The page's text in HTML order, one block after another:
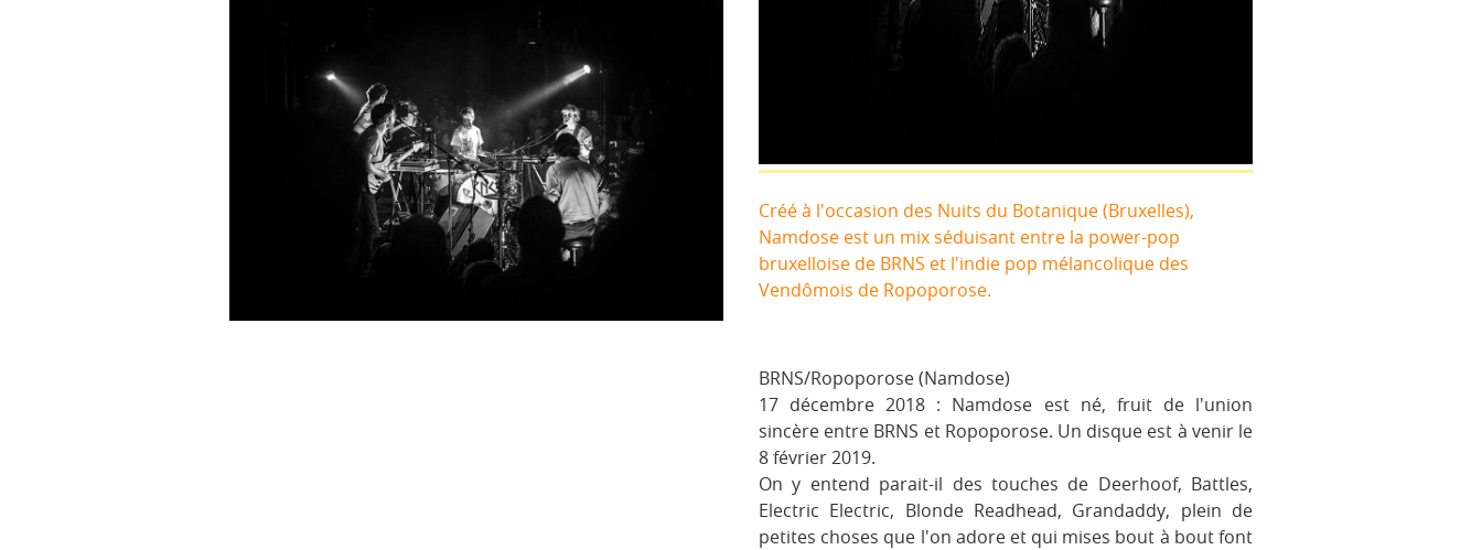
Créé à l'occasion des Nuits du Botanique (Bruxelles),
Namdose est un mix séduisant entre la power-pop
bruxelloise de BRNS et l'indie pop mélancolique des
Vendômois de Ropoporose.
BRNS/Ropoporose (Namdose)
17 décembre 2018 : Namdose est né, fruit de l'union
sincère entre BRNS et Ropoporose. Un disque est à venir le
8 février 2019.
On y entend parait-il des touches de Deerhoof, Battles,
Electric Electric, Blonde Readhead, Grandaddy, plein de
petites choses que l'on adore et qui mises bout à bout font